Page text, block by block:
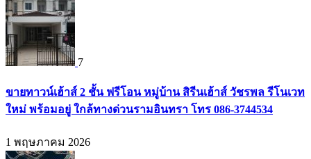
7
ขายทาวน์เฮ้าส์ 2 ชั้น ฟรีโอน หมู่บ้าน สิรีนเฮ้าส์ วัชรพล รีโนเวท
ใหม่ พร้อมอยู่ ใกล้ทางด่วนรามอินทรา โทร 086-3744534
1 พฤษภาคม 2026